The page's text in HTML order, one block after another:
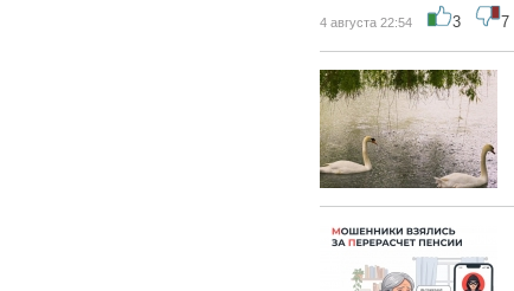
4 августа 22:54 3 7